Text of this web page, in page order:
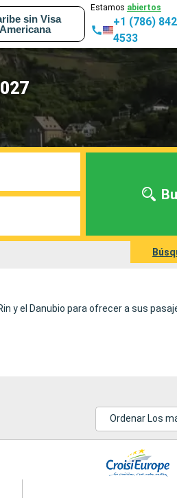
sin Visa
Americana
Estamos abiertos
+1 (786)
4533
y el Danubio para ofrecer a sus
Ordenar Los